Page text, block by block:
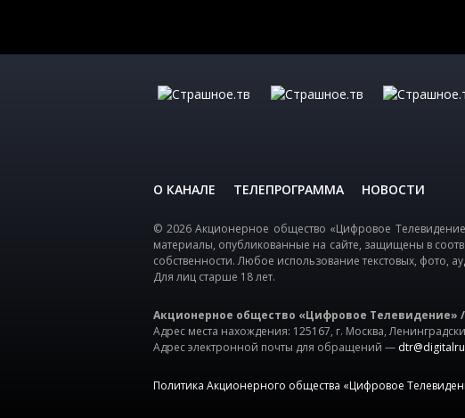
О КАНАЛЕ ТЕЛЕПРОГРАММА НОВОСТИ
© 2026 Акционерное общество «Цифровое
материалы, опубликованные на сайте, защищены в
собственности. Любое использование текстовых, фото,
Для лиц старше 18 лет.
Акционерное общество «Цифровое Телевидение»
Адрес места нахождения: 125167, г. Москва,
Адрес электронной почты для обращений —
Политика Акционерного общества «Цифровое